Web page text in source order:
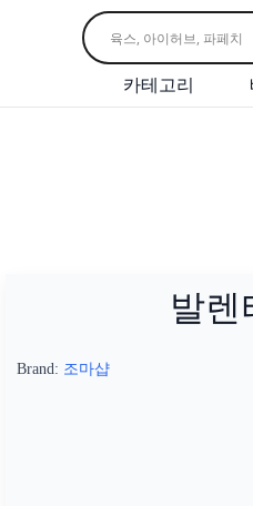
카테고리
발렌
Brand: 조마샵